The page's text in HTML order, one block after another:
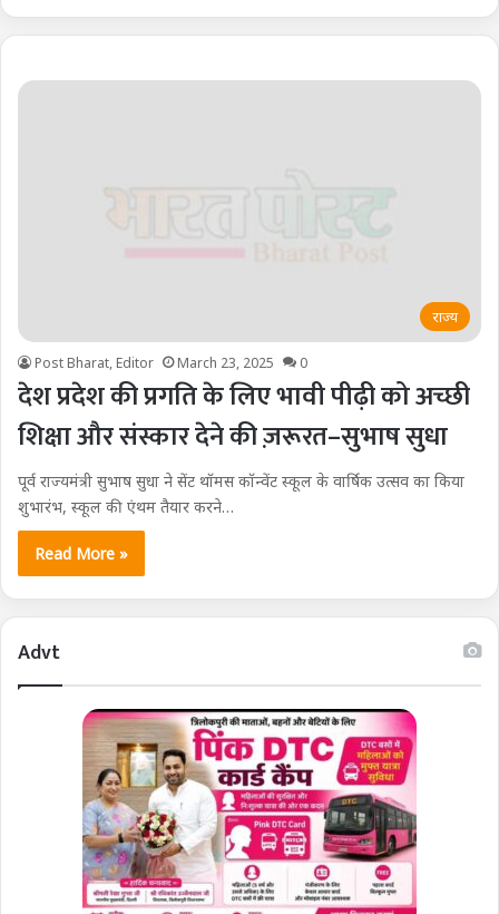
राज्य
Post Bharat, Editor March 23, 2025 0
देश प्रदेश की प्रगति के लिए भावी पीढ़ी को अच्छी
शिक्षा और संस्कार देने की ज़रूरत–सुभाष सुधा
पूर्व राज्यमंत्री सुभाष सुधा ने सेंट थॉमस कॉन्वेंट स्कूल के वार्षिक उत्सव का किया
शुभारंभ, स्कूल की एंथम तैयार करने…
Read More »
Advt